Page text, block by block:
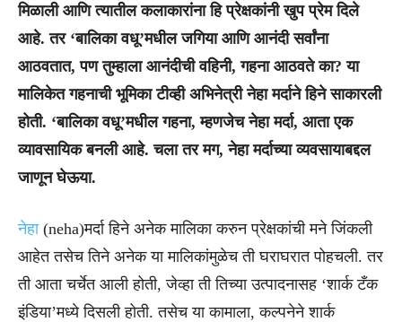
मिळाली आणि त्यातील कलाकारांना हि प्रेक्षकांनी खुप प्रेम दिले
आहे. तर ‘बालिका वधू’मधील जगिया आणि आनंदी सर्वांना
आठवतात, पण तुम्हाला आनंदीची वहिनी, गहना आठवते का? या
मालिकेत गहनाची भूमिका टीव्ही अभिनेत्री नेहा मर्दाने हिने साकारली
होती. ‘बालिका वधू’मधील गहना, म्हणजेच नेहा मर्दा, आता एक
व्यावसायिक बनली आहे. चला तर मग, नेहा मर्दाच्या व्यवसायाबद्दल
जाणून घेऊया.
नेहा(neha)मर्दा हिने अनेक मालिका करुन प्रेक्षकांची मने जिंकली
आहेत तसेच तिने अनेक या मालिकांमुळेच ती घराघरात पोहचली. तर
ती आता चर्चेत आली होती, जेव्हा ती तिच्या उत्पादनासह ‘शार्क टँक
इंडिया’मध्ये दिसली होती. तसेच या कामाला, कल्पनेने शार्क